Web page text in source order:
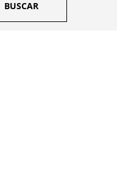
BUSCAR